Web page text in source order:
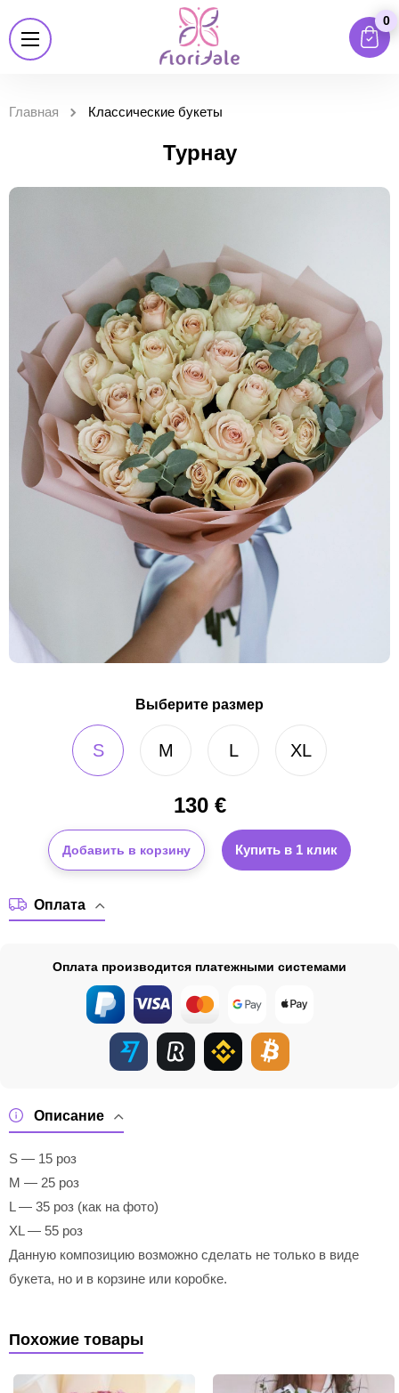
0
Главная Классические букеты
Турнау
Выберите размер
S M L XL
130€
Добавить в корзину Купить в 1 клик
Описание
S — 15 роз
M — 25 роз
L — 35 роз (как на фото)
XL — 55 роз
Данную композицию возможно сделать не только в виде
букета, но и в корзине или коробке.
Оплата
Оплата производится платежными системами
Похожие товары